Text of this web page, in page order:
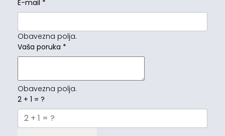
E-mail *
Obavezna polja.
Vaša poruka *
Obavezna polja.
2 + 1 = ?